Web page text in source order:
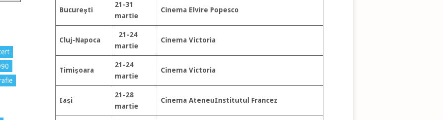
Bucureşti
21-31
martie
Cinema Elvire Popesco
Cluj-Napoca
21-24
martie
Cinema Victoria
Timişoara
21-24
martie
Cinema Victoria
Iaşi
21-28
martie
Cinema AteneuInstitutul Francez